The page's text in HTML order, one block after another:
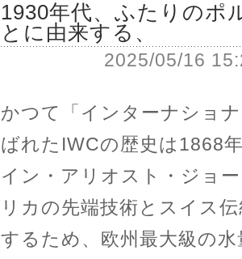
1930年代、ふたりのポ
とに由来する、
2025/05/16
かつて「インターナショ
ばれたIWCの歴史は1868
イン・アリオスト・ジョ
リカの先端技術とスイス
するため、欧州最大級の